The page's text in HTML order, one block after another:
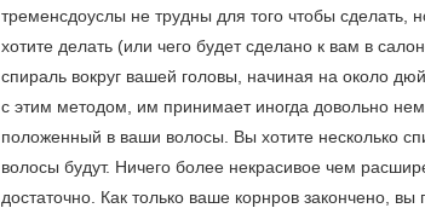
тременсдоуслы не трудны для того чтобы
хотите делать (или чего будет сделано к вам в
спираль вокруг вашей головы, начиная на около
с этим методом, им принимает иногда довольно
положенный в ваши волосы. Вы хотите несколько
волосы будут. Ничего более некрасивое чем
достаточно. Как только ваше корнров закончено,